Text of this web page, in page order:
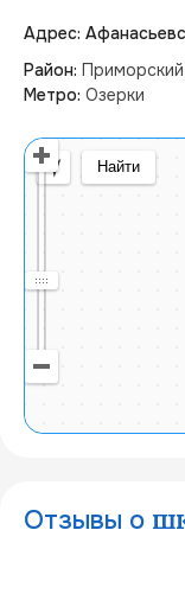
Адрес:
Район: Приморский
Метро: Озерки
Найти
Отзывы о